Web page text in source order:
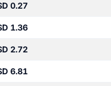
0.27 USD
1.36 USD
2.72 USD
6.81 USD